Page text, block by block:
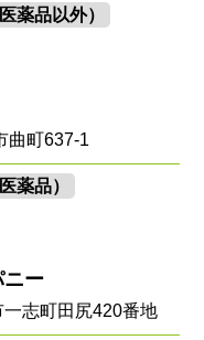
薬品以外）
曲町637-1
薬品）
ニー
志町田尻420番地